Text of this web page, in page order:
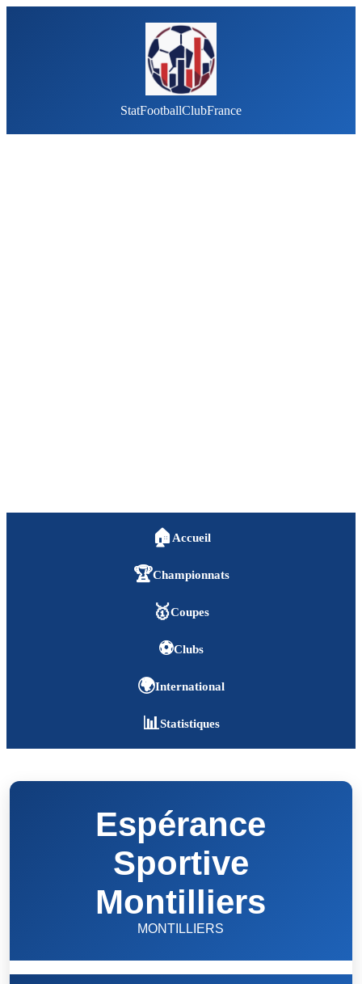
StatFootballClubFrance
🏠 Accueil
🏆Championnats
🥇Coupes
⚽Clubs
🌍International
📊Statistiques
Espérance
Sportive
Montilliers
MONTILLIERS